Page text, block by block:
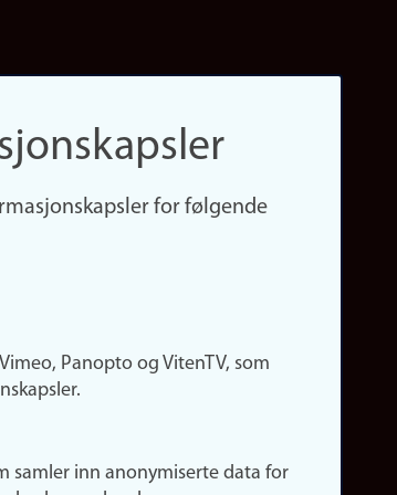
for følgende
Panopto og VitenTV, som
samler inn anonymiserte data for